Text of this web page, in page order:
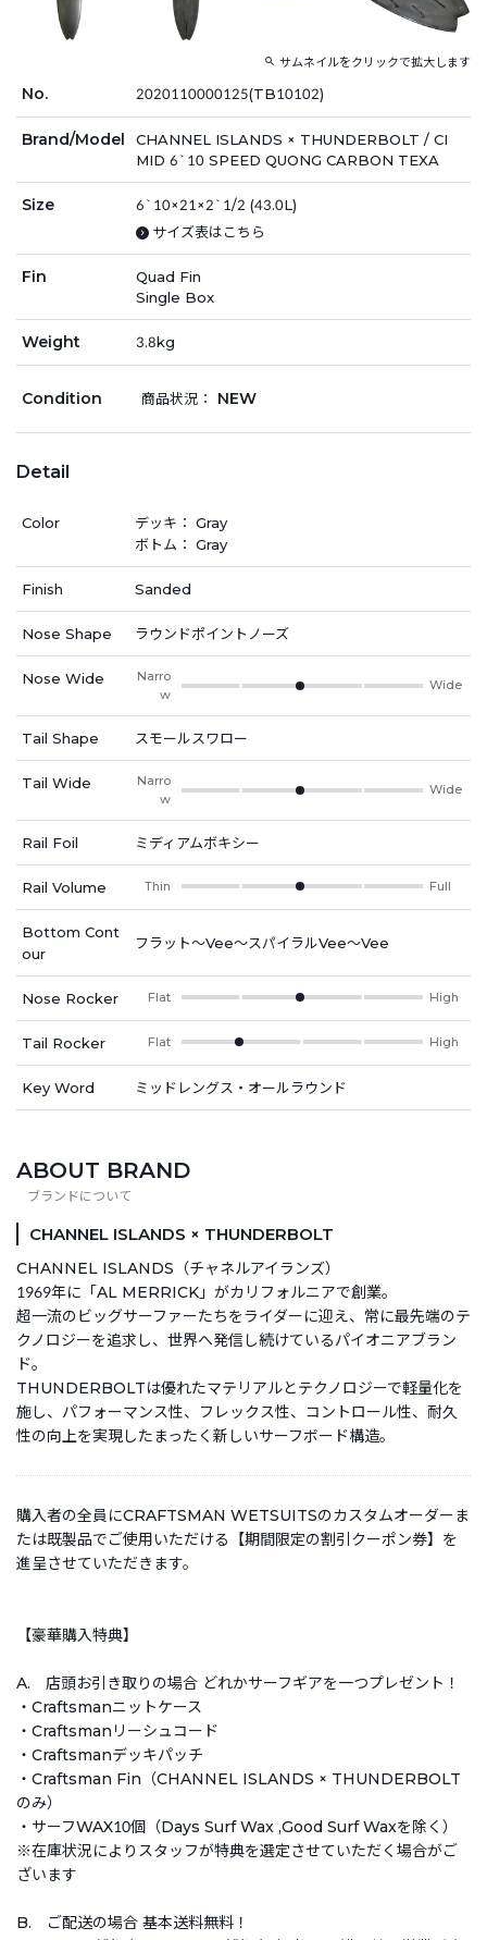
サムネイルをクリックで拡大します
No. 2020110000125(TB10102)
Brand/Model
CHANNEL ISLANDS × THUNDERBOLT / CI
MID 6`10 SPEED QUONG CARBON TEXA
Size
6`10×21×2`1/2 (43.0L)
サイズ表はこちら
Fin
Quad Fin
Single Box
Weight 3.8kg
Condition 商品状況： NEW
Detail
Color
デッキ： Gray
ボトム： Gray
Finish Sanded
Nose Shape ラウンドポイントノーズ
Nose Wide
Narro
w
Wide
Tail Shape スモールスワロー
Tail Wide
Narro
w
Wide
Rail Foil ミディアムボキシー
Rail Volume Thin Full
Bottom Cont
our
フラット～Vee～スパイラルVee～Vee
Nose Rocker Flat High
Tail Rocker Flat High
Key Word ミッドレングス・オールラウンド
ABOUT BRAND
CHANNEL ISLANDS × THUNDERBOLT
CHANNEL ISLANDS（チャネルアイランズ）
1969年に「AL MERRICK」がカリフォルニアで創業。
超一流のビッグサーファーたちをライダーに迎え、常に最先端のテ
クノロジーを追求し、世界へ発信し続けているパイオニアブラン
ド。
THUNDERBOLTは優れたマテリアルとテクノロジーで軽量化を
施し、パフォーマンス性、フレックス性、コントロール性、耐久
性の向上を実現したまったく新しいサーフボード構造。
購入者の全員にCRAFTSMAN WETSUITSのカスタムオーダーま
たは既製品でご使用いただける【期間限定の割引クーポン券】を
進呈させていただきます。
【豪華購入特典】
A. 店頭お引き取りの場合 どれかサーフギアを一つプレゼント！
・Craftsmanニットケース
・Craftsmanリーシュコード
・Craftsmanデッキパッチ
・Craftsman Fin（CHANNEL ISLANDS × THUNDERBOLT
のみ）
・サーフWAX10個（Days Surf Wax ,Good Surf Waxを除く）
※在庫状況によりスタッフが特典を選定させていただく場合がご
ざいます
B. ご配送の場合 基本送料無料！